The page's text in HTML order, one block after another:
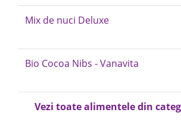
Mix de nuci Deluxe
Bio Cocoa Nibs - Vanavita
Vezi toate alimentele din